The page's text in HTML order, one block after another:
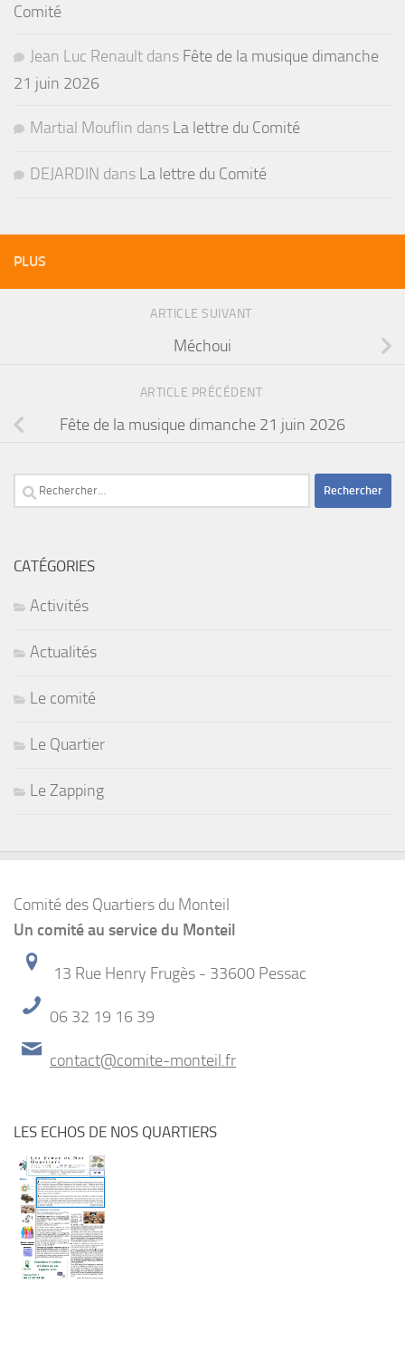
Comité
Jean Luc Renault dans Fête de la musique dimanche
21 juin 2026
Martial Mouflin dans La lettre du Comité
DEJARDIN dans La lettre du Comité
PLUS
ARTICLE SUIVANT
Méchoui
ARTICLE PRÉCÉDENT
Fête de la musique dimanche 21 juin 2026
Rechercher :
CATÉGORIES
Activités
Actualités
Le comité
Le Quartier
Le Zapping
Comité des Quartiers du Monteil
Un comité au service du Monteil
13 Rue Henry Frugès - 33600 Pessac
06 32 19 16 39
contact@comite-monteil.fr
LES ECHOS DE NOS QUARTIERS